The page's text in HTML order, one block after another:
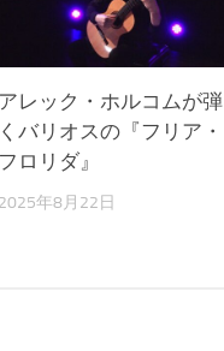
アレック・ホルコムが弾
くバリオスの『フリア・
フロリダ』
2025年8月22日